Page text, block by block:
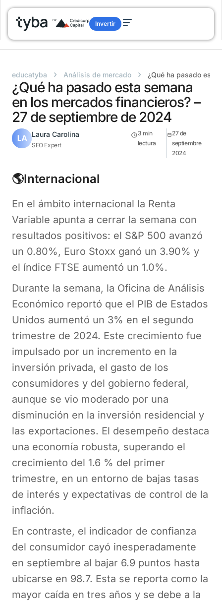
Invertir
educatyba › Análisis de mercado › ¿Qué ha pasado esta
¿Qué ha pasado esta semana
en los mercados financieros? –
27 de septiembre de 2024
Laura Carolina
SEO Expert
3 min
lectura
27 de
septiembre
2024
🌎Internacional
En el ámbito internacional la Renta
Variable apunta a cerrar la semana con
resultados positivos: el S&P 500 avanzó
un 0.80%, Euro Stoxx ganó un 3.90% y
el índice FTSE aumentó un 1.0%.
Durante la semana, la Oficina de Análisis
Económico reportó que el PIB de Estados
Unidos aumentó un 3% en el segundo
trimestre de 2024. Este crecimiento fue
impulsado por un incremento en la
inversión privada, el gasto de los
consumidores y del gobierno federal,
aunque se vio moderado por una
disminución en la inversión residencial y
las exportaciones. El desempeño destaca
una economía robusta, superando el
crecimiento del 1.6 % del primer
trimestre, en un entorno de bajas tasas
de interés y expectativas de control de la
inflación.
En contraste, el indicador de confianza
del consumidor cayó inesperadamente
en septiembre al bajar 6.9 puntos hasta
ubicarse en 98.7. Esta se reporta como la
mayor caída en tres años y se debe a la